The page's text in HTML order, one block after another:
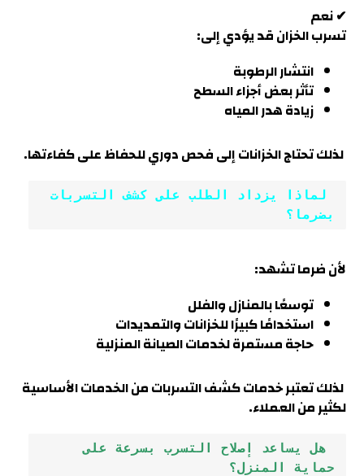
✔ نعم
تسرب الخزان قد يؤدي إلى:
انتشار الرطوبة
تأثر بعض أجزاء السطح
زيادة هدر المياه
لذلك تحتاج الخزانات إلى فحص دوري للحفاظ على كفاءتها.
بضرما؟
لأنضرماتشهد:
توسعًا بالمنازل والفلل
استخدامًا كبيرًا للخزانات والتمديدات
حاجة مستمرة لخدمات الصيانة المنزلية
لذلك تعتبر خدمات كشف التسربات من الخدمات الأساسية
لكثير من العملاء.
هل يساعد إصلاح التسرب بسرعة على
حماية المنزل؟